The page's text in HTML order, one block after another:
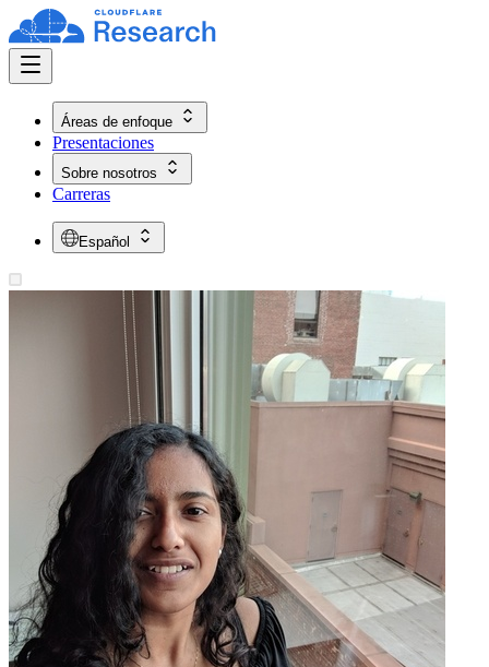
Áreas de enfoque
Presentaciones
Sobre nosotros
Carreras
Español